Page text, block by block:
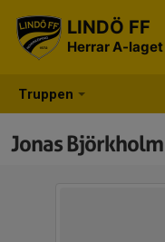
Truppen
LINDÖ FF
Herrar A-laget
Jonas Björkholm